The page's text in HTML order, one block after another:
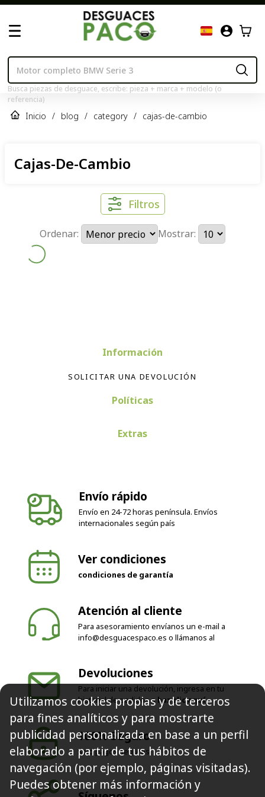
Busca piezas de desguace, escribe: pieza + marca + modelo (o
referencia)
Inicio / blog / category / cajas-de-cambio
Cajas-De-Cambio
Filtros
Ordenar: Mostrar:
Información
SOLICITAR UNA DEVOLUCIÓN
Políticas
Extras
Envío rápido
Envío en 24-72 horas península. Envíos
internacionales según país
Ver condiciones
condiciones de garantía
Atención al cliente
Para asesoramiento envíanos un e-mail a
info@desguacespaco.es o llámanos al
Devoluciones
Para iniciar una devolución, ingresa en tu
historial de pedidos o haz clic aquí
100% Seguro
Solo pagos seguros
Utilizamos cookies propias y de terceros
para fines analíticos y para mostrarte
publicidad personalizada en base a un perfil
elaborado a partir de tus hábitos de
navegación (por ejemplo, páginas visitadas).
Puedes obtener más información y